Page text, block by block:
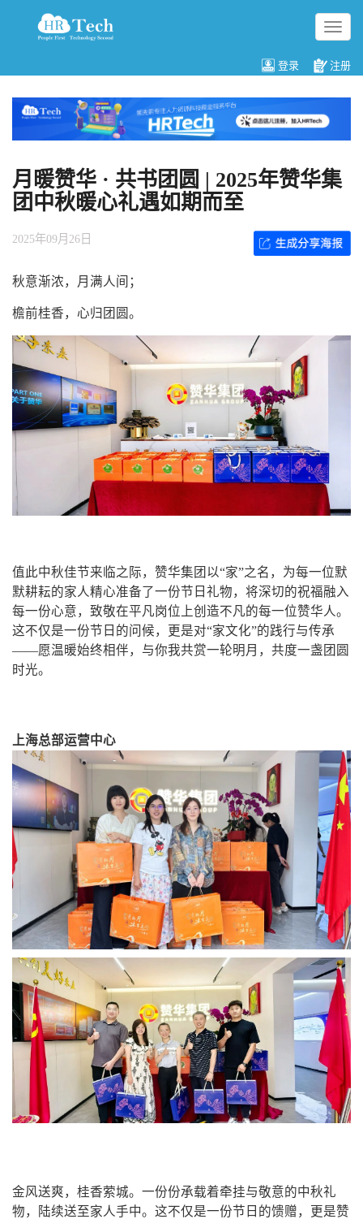
切
换
航
登录 注册
月暖赞华 · 共书团圆 | 2025年赞华集
团中秋暖心礼遇如期而至
2025年09月26日
秋意渐浓，月满人间；
檐前桂香，心归团圆。
值此中秋佳节来临之际，赞华集团以“家”之名，为每一位默
默耕耘的家人精心准备了一份节日礼物，将深切的祝福融入
每一份心意，致敬在平凡岗位上创造不凡的每一位赞华人。
这不仅是一份节日的问候，更是对“家文化”的践行与传承
——愿温暖始终相伴，与你我共赏一轮明月，共度一盏团圆
时光。
上海总部运营中心
金风送爽，桂香萦城。一份份承载着牵挂与敬意的中秋礼
物，陆续送至家人手中。这不仅是一份节日的馈赠，更是赞